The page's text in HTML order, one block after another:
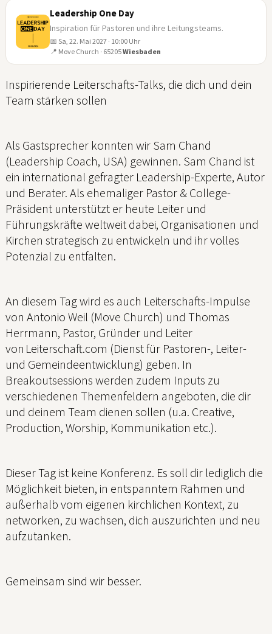
MAI
Leadership One Day
Inspiration für Pastoren und ihre Leitungsteams.
📅 Sa, 22. Mai 2027 · 10:00 Uhr
📍 Move Church · 65205Wiesbaden
Inspirierende Leiterschafts-Talks, die dich und dein
Team stärken sollen
Als Gastsprecher konnten wir Sam Chand
(Leadership Coach, USA) gewinnen. Sam Chand ist
ein international gefragter Leadership-Experte, Autor
und Berater. Als ehemaliger Pastor & College-
Präsident unterstützt er heute Leiter und
Führungskräfte weltweit dabei, Organisationen und
Kirchen strategisch zu entwickeln und ihr volles
Potenzial zu entfalten.
An diesem Tag wird es auch Leiterschafts-Impulse
von Antonio Weil (Move Church) und Thomas
Herrmann, Pastor, Gründer und Leiter
von Leiterschaft.com (Dienst für Pastoren-, Leiter-
und Gemeindeentwicklung) geben. In
Breakoutsessions werden zudem Inputs zu
verschiedenen Themenfeldern angeboten, die dir
und deinem Team dienen sollen (u.a. Creative,
Production, Worship, Kommunikation etc.).
Dieser Tag ist keine Konferenz. Es soll dir lediglich die
Möglichkeit bieten, in entspanntem Rahmen und
außerhalb vom eigenen kirchlichen Kontext, zu
networken, zu wachsen, dich auszurichten und neu
aufzutanken.
Gemeinsam sind wir besser.